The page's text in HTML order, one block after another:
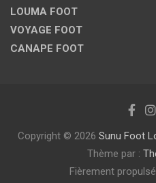
LOUMA FOOT
VOYAGE FOOT
CANAPE FOOT
Copyright © 2026 Sunu Foot
Thème par :
Fièrement